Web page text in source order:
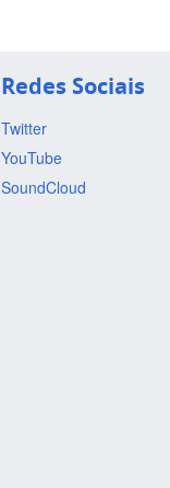
Redes Sociais
Twitter
YouTube
SoundCloud